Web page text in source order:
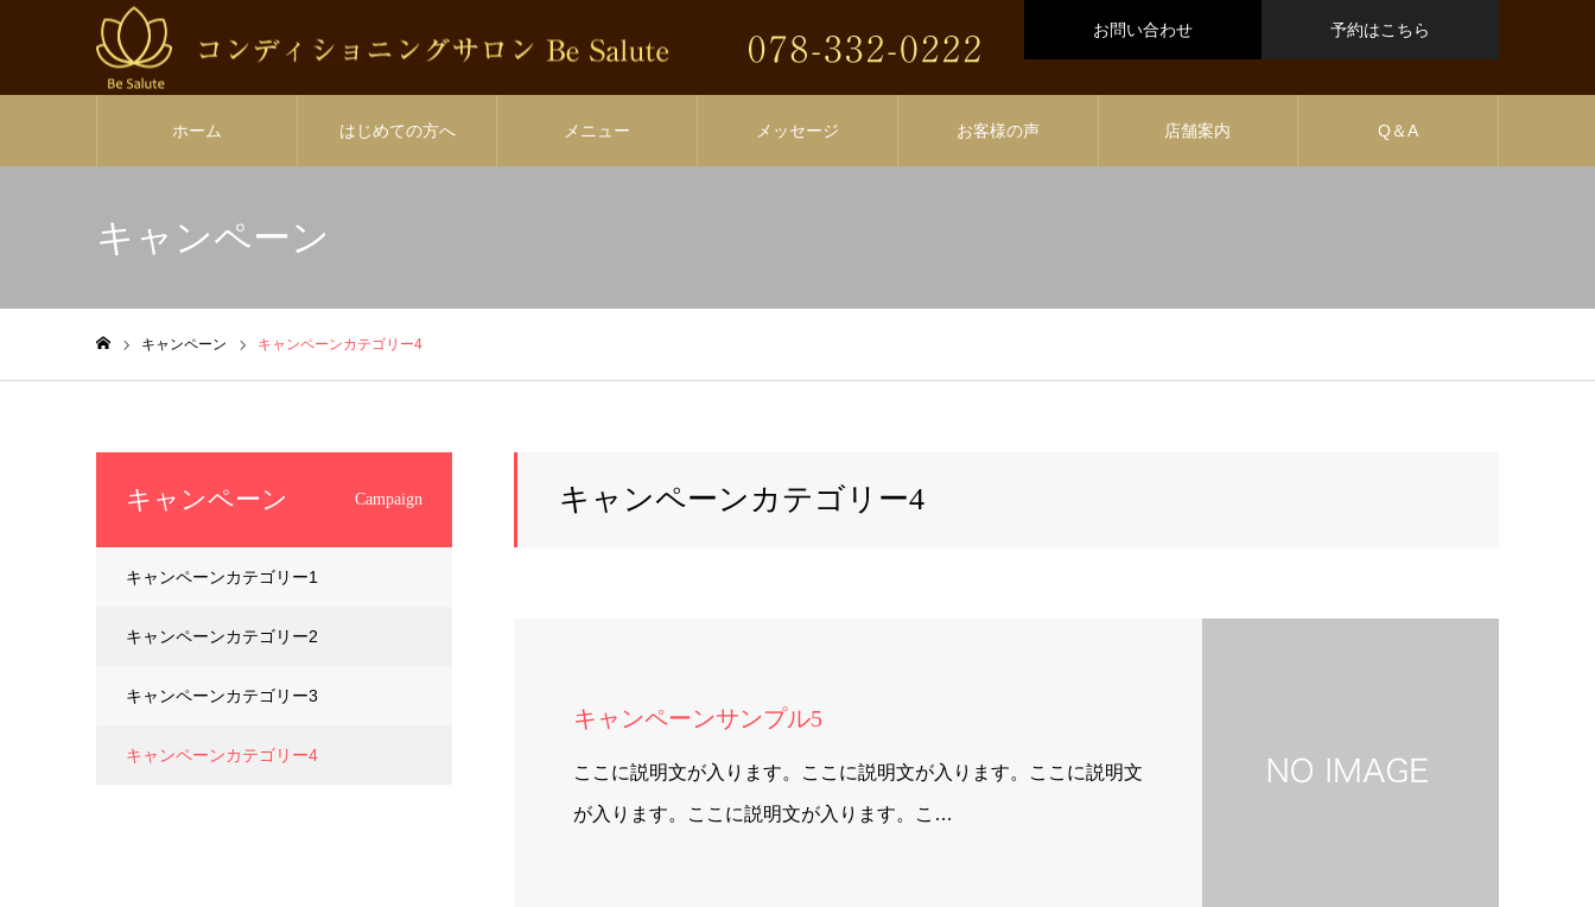
お問い合わせ 予約はこちら
ホーム はじめての方へ メニュー メッセージ お客様の声 店舗案内 Q＆A
キャンペーン
キャンペーン キャンペーンカテゴリー4
キャンペーンカテゴリー4
キャンペーンサンプル5
ここに説明文が入ります。ここに説明文が入ります。ここに説明文
が入ります。ここに説明文が入ります。こ…
キャンペーン Campaign
キャンペーンカテゴリー1
キャンペーンカテゴリー2
キャンペーンカテゴリー3
キャンペーンカテゴリー4